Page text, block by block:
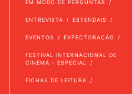
EM MODO DE PERGUNTAR
ENTREVISTA ESTENDAIS
EVENTOS EXPECTORAÇÃO
FESTIVAL INTERNACIONAL DE
CINEMA - ESPECIAL
FICHAS DE LEITURA